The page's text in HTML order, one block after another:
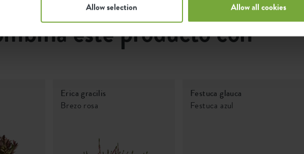
Allow selection Allow all cookies
este producto con
Erica gracilis
Brezo rosa
Festuca glauca
Festuca azul